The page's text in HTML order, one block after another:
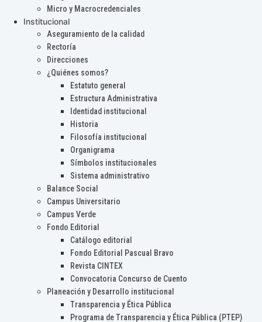
Micro y Macrocredenciales
Institucional
Aseguramiento de la calidad
Rectoría
Direcciones
¿Quiénes somos?
Estatuto general
Estructura Administrativa
Identidad institucional
Historia
Filosofía institucional
Organigrama
Símbolos institucionales
Sistema administrativo
Balance Social
Campus Universitario
Campus Verde
Fondo Editorial
Catálogo editorial
Fondo Editorial Pascual Bravo
Revista CINTEX
Convocatoria Concurso de Cuento
Planeación y Desarrollo institucional
Transparencia y Ética Pública
Programa de Transparencia y Ética Pública (PTEP)